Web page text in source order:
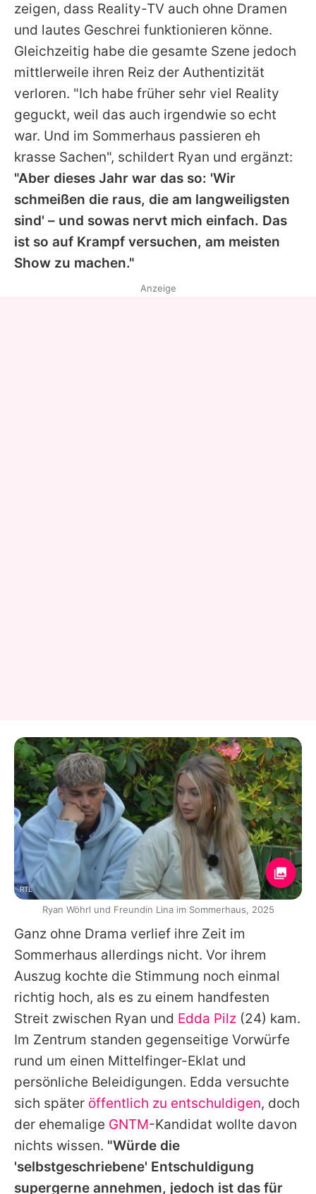
zeigen, dass Reality-TV auch ohne Dramen
und lautes Geschrei funktionieren könne.
Gleichzeitig habe die gesamte Szene jedoch
mittlerweile ihren Reiz der Authentizität
verloren. "Ich habe früher sehr viel Reality
geguckt, weil das auch irgendwie so echt
war. Und im Sommerhaus passieren eh
krasse Sachen", schildert Ryan und ergänzt:
"Aber dieses Jahr war das so: 'Wir
schmeißen die raus, die am langweiligsten
sind' – und sowas nervt mich einfach. Das
ist so auf Krampf versuchen, am meisten
Show zu machen."
Ganz ohne Drama verlief ihre Zeit im
Sommerhaus allerdings nicht. Vor ihrem
Auszug kochte die Stimmung noch einmal
richtig hoch, als es zu einem handfesten
Streit zwischen Ryan und Edda Pilz (24) kam.
Im Zentrum standen gegenseitige Vorwürfe
rund um einen Mittelfinger-Eklat und
persönliche Beleidigungen. Edda versuchte
sich später öffentlich zu entschuldigen, doch
der ehemalige GNTM-Kandidat wollte davon
nichts wissen. "Würde die
'selbstgeschriebene' Entschuldigung
supergerne annehmen, jedoch ist das für
Anzeige
RTL
Ryan Wöhrl und Freundin Lina im Sommerhaus, 2025